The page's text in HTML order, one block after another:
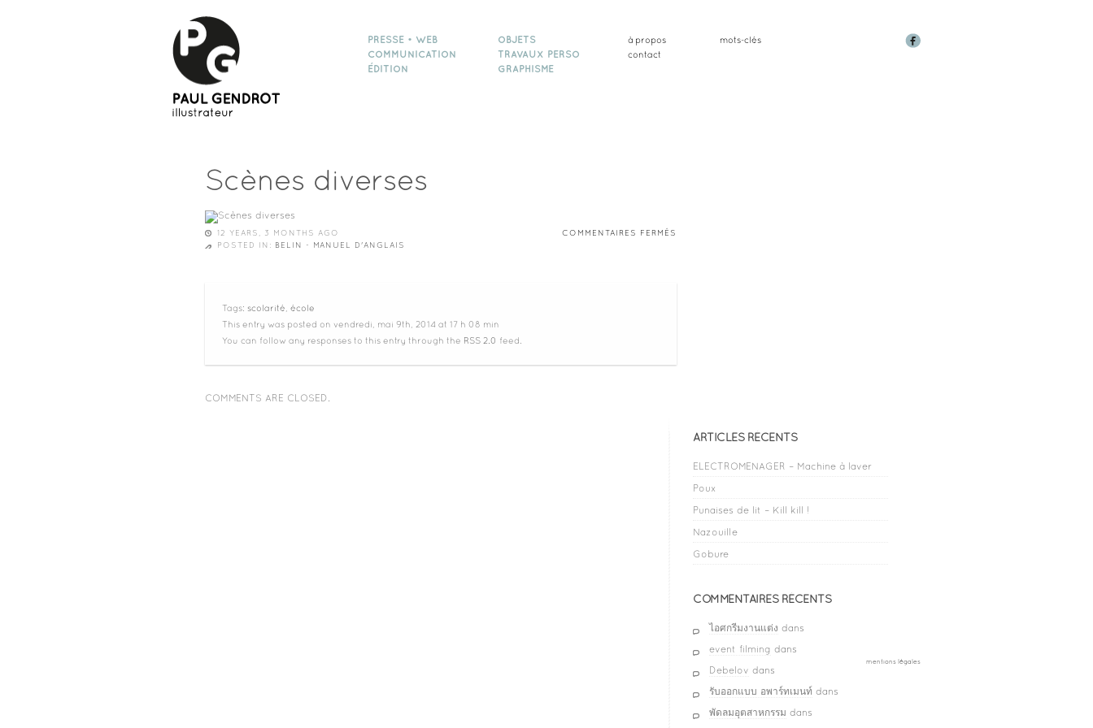
PRESSE • WEB
COMMUNICATION
ÉDITION
OBJETS
TRAVAUX PERSO
GRAPHISME
à propos
contact
mots-clés
Scènes diverses
12 YEARS, 3 MONTHS AGO COMMENTAIRES FERMÉS
POSTED IN: BELIN - MANUEL D'ANGLAIS
Tags: scolarité école
This entry was posted on vendredi, mai 9th, 2014 at 17 h 08 min
You can follow any responses to this entry through the RSS 2.0 feed.
COMMENTS ARE CLOSED.
ARTICLES RÉCENTS
ELECTROMENAGER – Machine à laver
Poux
Punaises de lit – Kill kill !
Nazouille
Gobure
COMMENTAIRES RÉCENTS
ไอศกรีมงานแต่ง dans
event filming dans
Debelov dans
รับออกแบบ อพาร์ทเมนท์ dans
พัดลมอุตสาหกรรม dans
mentions légales